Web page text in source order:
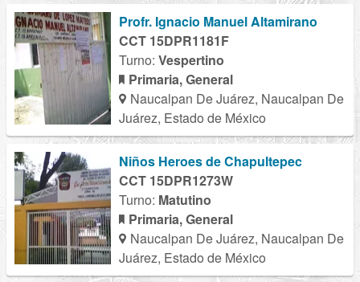
Profr. Ignacio Manuel Altamirano
CCT 15DPR1181F
Turno: Vespertino
Primaria, General
Naucalpan De Juárez, Naucalpan De
Juárez, Estado de México
Niños Heroes de Chapultepec
CCT 15DPR1273W
Turno: Matutino
Primaria, General
Naucalpan De Juárez, Naucalpan De
Juárez, Estado de México